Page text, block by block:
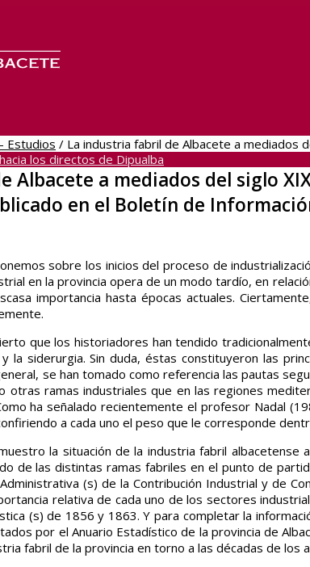
los directos de Dipualba
Estudios / La industria fabril de Albacete a mediados
Albacete a mediados del siglo
en el Boletín de
sobre los inicios del proceso de
en la provincia opera de un modo tardío, en
importancia hasta épocas actuales.
que los historiadores han tendido
la siderurgia. Sin duda, éstas constituyeron las
se han tomado como referencia las pautas
otras ramas industriales que en las regiones
ha señalado recientemente el profesor Nadal
a cada uno el peso que le corresponde
la situación de la industria fabril albacetense
de las distintas ramas fabriles en el punto de
(s) de la Contribución Industrial y de
relativa de cada uno de los sectores
(s) de 1856 y 1863. Y para completar la
por el Anuario Estadístico de la provincia de
fabril de la provincia en torno a las décadas de los